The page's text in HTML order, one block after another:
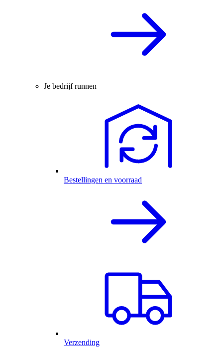
Je bedrijf runnen
Bestellingen en voorraad
Verzending